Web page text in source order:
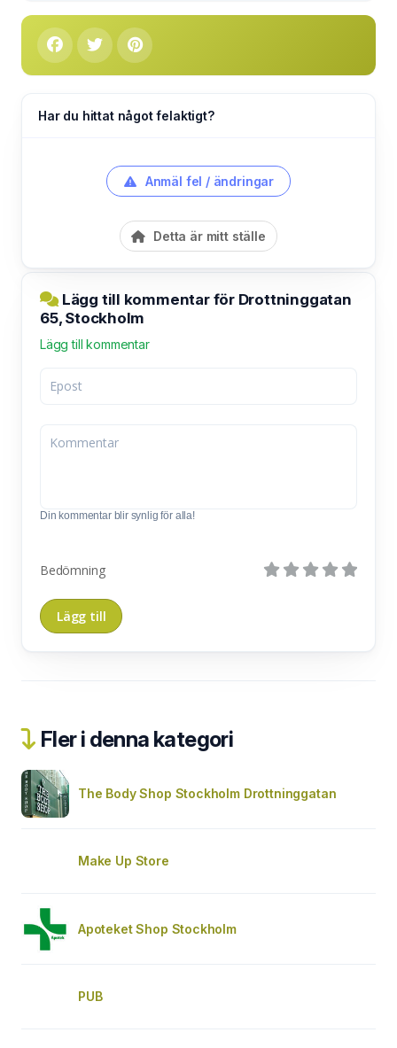
Har du hittat något felaktigt?
Anmäl fel / ändringar
Detta är mitt ställe
Lägg till kommentar för Drottninggatan
65, Stockholm
Lägg till kommentar
Din kommentar blir synlig för alla!
Bedömning
Fler i denna kategori
The Body Shop Stockholm Drottninggatan
Make Up Store
Apoteket Shop Stockholm
PUB